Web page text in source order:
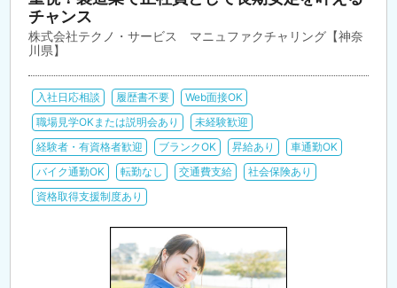
チャンス
株式会社テクノ・サービス マニュファクチャリング【神奈
川県】
入社日応相談 履歴書不要
Web面接OK
職場見学OKまたは説明会あり
未経験歓迎
経験者・有資格者歓迎
ブランクOK 昇給あり
車通勤OK
バイク通勤OK
転勤なし 交通費支給
社会保険あり
資格取得支援制度あり